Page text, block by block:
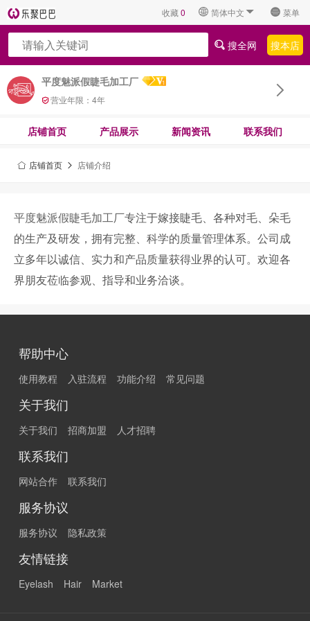
收藏0 简体中文 菜单
平度魅派假睫毛加工厂
营业年限： 4年
搜全网 搜本店
店铺首页 产品展示 新闻资讯 联系我们
店铺首页 店铺介绍
平度魅派假睫毛加工厂专注于嫁接睫毛、各种对毛、朵毛
的生产及研发，拥有完整、科学的质量管理体系。公司成
立多年以诚信、实力和产品质量获得业界的认可。欢迎各
界朋友莅临参观、指导和业务洽谈。
帮助中心
使用教程 入驻流程 功能介绍 常见问题
关于我们
关于我们 招商加盟 人才招聘
联系我们
网站合作 联系我们
服务协议
服务协议 隐私政策
友情链接
Eyelash Hair Market